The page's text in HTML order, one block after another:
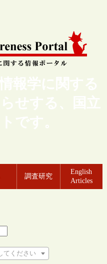
報学に関する
せする、国立
です。
調査研究
English
Articles
てください